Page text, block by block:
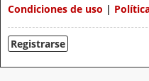
Condiciones de uso |
Registrarse